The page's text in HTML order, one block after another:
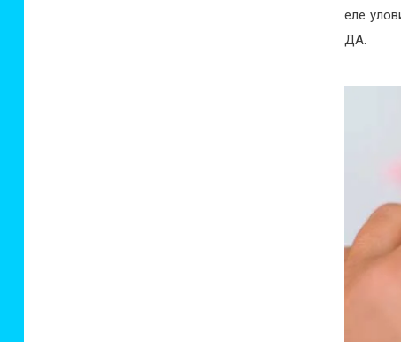
еле
ДА.